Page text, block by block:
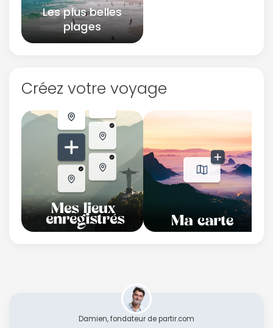
Les plus belles
plages
Créez votre voyage
Damien, fondateur de partir.com